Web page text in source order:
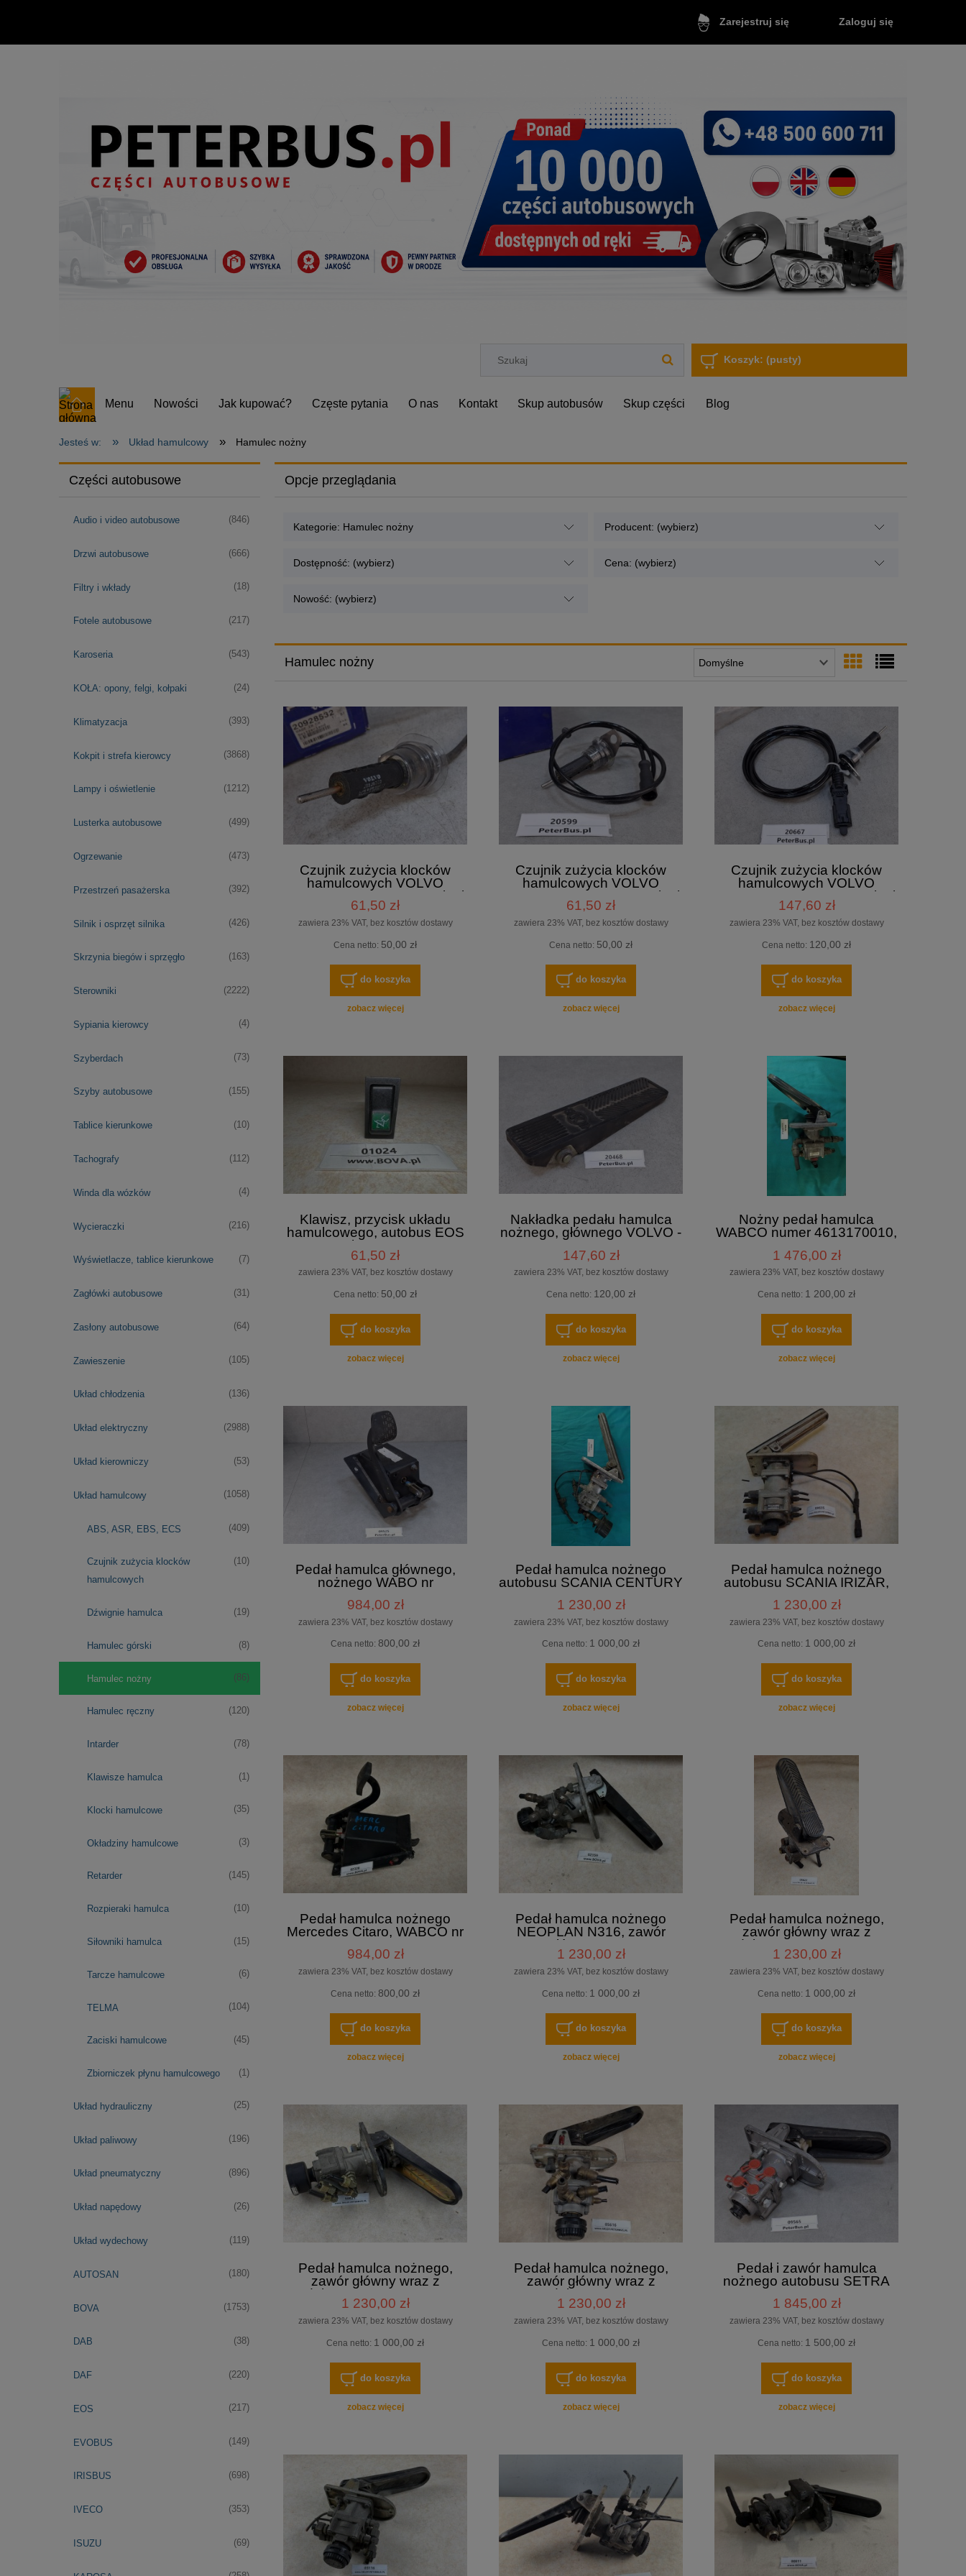
Zarejestruj się Zaloguj się
Koszyk: (pusty)
Menu Nowości Jak kupować? Częste pytania O nas Kontakt Skup autobusów Skup części Blog
Jesteś w: » Układ hamulcowy » Hamulec nożny
Części autobusowe
Audio i video autobusowe (846)
Drzwi autobusowe (666)
Filtry i wkłady (18)
Fotele autobusowe (217)
Karoseria (543)
KOŁA: opony, felgi, kołpaki (24)
Klimatyzacja (393)
Kokpit i strefa kierowcy (3868)
Lampy i oświetlenie (1212)
Lusterka autobusowe (499)
Ogrzewanie (473)
Przestrzeń pasażerska (392)
Silnik i osprzęt silnika (426)
Skrzynia biegów i sprzęgło (163)
Sterowniki (2222)
Sypiania kierowcy (4)
Szyberdach (73)
Szyby autobusowe (155)
Tablice kierunkowe (10)
Tachografy (112)
Winda dla wózków (4)
Wycieraczki (216)
Wyświetlacze, tablice kierunkowe (7)
Zagłówki autobusowe (31)
Zasłony autobusowe (64)
Zawieszenie (105)
Układ chłodzenia (136)
Układ elektryczny (2988)
Układ kierowniczy (53)
Układ hamulcowy (1058)
ABS, ASR, EBS, ECS (409)
Czujnik zużycia klocków
hamulcowych
(10)
Dźwignie hamulca (19)
Hamulec górski (8)
Hamulec nożny (86)
Hamulec ręczny (120)
Intarder (78)
Klawisze hamulca (1)
Klocki hamulcowe (35)
Okładziny hamulcowe (3)
Retarder (145)
Rozpieraki hamulca (10)
Siłowniki hamulca (15)
Tarcze hamulcowe (6)
TELMA (104)
Zaciski hamulcowe (45)
Zbiorniczek płynu hamulcowego (1)
Układ hydrauliczny (25)
Układ paliwowy (196)
Układ pneumatyczny (896)
Układ napędowy (26)
Układ wydechowy (119)
AUTOSAN (180)
BOVA (1753)
DAB (38)
DAF (220)
EOS (217)
EVOBUS (149)
IRISBUS (698)
IVECO (353)
ISUZU (69)
Opcje przeglądania
Kategorie: Hamulec nożny Producent: (wybierz)
Dostępność: (wybierz) Cena: (wybierz)
Nowość: (wybierz)
Hamulec nożny
Czujnik zużycia klocków
hamulcowych VOLVO
20928532 - NOWY - oryginał
DELPHI
61,50 zł
zawiera 23% VAT, bez kosztów dostawy
Cena netto: 50,00 zł
do koszyka
zobacz więcej
Czujnik zużycia klocków
hamulcowych VOLVO
20928532 - NOWY - oryginał
DELPHI
61,50 zł
zawiera 23% VAT, bez kosztów dostawy
Cena netto: 50,00 zł
do koszyka
zobacz więcej
Czujnik zużycia klocków
hamulcowych VOLVO
21390373 - NOWY - oryginał
DELPHI, nr 21390373
147,60 zł
zawiera 23% VAT, bez kosztów dostawy
Cena netto: 120,00 zł
do koszyka
zobacz więcej
Klawisz, przycisk układu
hamulcowego, autobus EOS
Coach, nr 511.018
61,50 zł
zawiera 23% VAT, bez kosztów dostawy
Cena netto: 50,00 zł
do koszyka
zobacz więcej
Nakładka pedału hamulca
nożnego, głównego VOLVO -
147,60 zł
zawiera 23% VAT, bez kosztów dostawy
Cena netto: 120,00 zł
do koszyka
zobacz więcej
Nożny pedał hamulca
WABCO numer 4613170010,
1 476,00 zł
zawiera 23% VAT, bez kosztów dostawy
Cena netto: 1 200,00 zł
do koszyka
zobacz więcej
Pedał hamulca głównego,
nożnego WABO nr
4800010040, Mercedes
Citaro
984,00 zł
zawiera 23% VAT, bez kosztów dostawy
Cena netto: 800,00 zł
do koszyka
zobacz więcej
Pedał hamulca nożnego
autobusu SCANIA CENTURY
1 230,00 zł
zawiera 23% VAT, bez kosztów dostawy
Cena netto: 1 000,00 zł
do koszyka
zobacz więcej
Pedał hamulca nożnego
autobusu SCANIA IRIZAR,
16075
1 230,00 zł
zawiera 23% VAT, bez kosztów dostawy
Cena netto: 1 000,00 zł
do koszyka
zobacz więcej
Pedał hamulca nożnego
Mercedes Citaro, WABCO nr
984,00 zł
zawiera 23% VAT, bez kosztów dostawy
Cena netto: 800,00 zł
do koszyka
zobacz więcej
Pedał hamulca nożnego
NEOPLAN N316, zawór
główny SORL
1 230,00 zł
zawiera 23% VAT, bez kosztów dostawy
Cena netto: 1 000,00 zł
do koszyka
zobacz więcej
Pedał hamulca nożnego,
zawór główny wraz z
pedałem, WABCO 317 054,
pedał nożny nr 461 908 108
6
1 230,00 zł
zawiera 23% VAT, bez kosztów dostawy
Cena netto: 1 000,00 zł
do koszyka
zobacz więcej
Pedał hamulca nożnego,
zawór główny wraz z
pedałem, WABCO 317 054,
pedał nożny nr 461 908 108
6, SETRA S 315 HD, WABCO
1 230,00 zł
zawiera 23% VAT, bez kosztów dostawy
Cena netto: 1 000,00 zł
do koszyka
zobacz więcej
Pedał hamulca nożnego,
zawór główny wraz z
pedałem, WABCO
4613170507, pedał nożny
BOVA, SETRA, Mercedes
1 230,00 zł
zawiera 23% VAT, bez kosztów dostawy
Cena netto: 1 000,00 zł
do koszyka
zobacz więcej
Pedał i zawór hamulca
nożnego autobusu SETRA
S315, EURO 3, WABCO
numer 037 0711 4613170530
- 100% sprawny
1 845,00 zł
zawiera 23% VAT, bez kosztów dostawy
Cena netto: 1 500,00 zł
do koszyka
zobacz więcej